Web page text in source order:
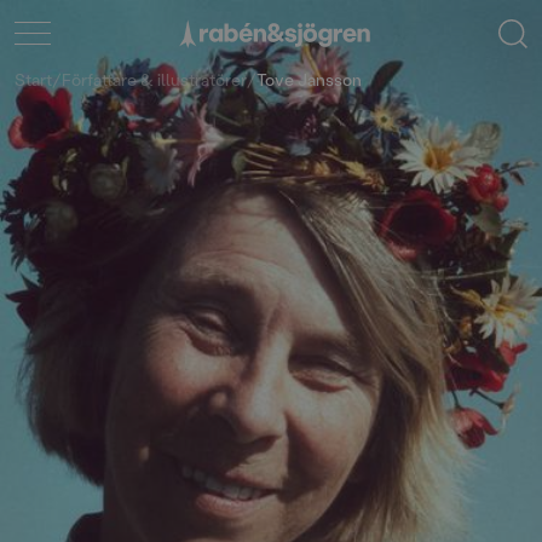
Start/Författare & illustratörer/Tove Jansson